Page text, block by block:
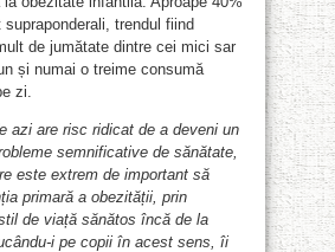
trendul fiind
de jumătate dintre cei mici sar
și numai o treime consumă
zi.
azi are risc ridicat de a deveni un
semnificative de sănătate,
este extrem de important să
primară a obezității, prin
de viață sănătos încă de la
i pe copii în acest sens, îi